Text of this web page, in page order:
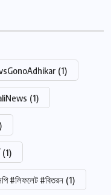
(1)
(1)
(1)
#লিফলেট #বিতরন (1)